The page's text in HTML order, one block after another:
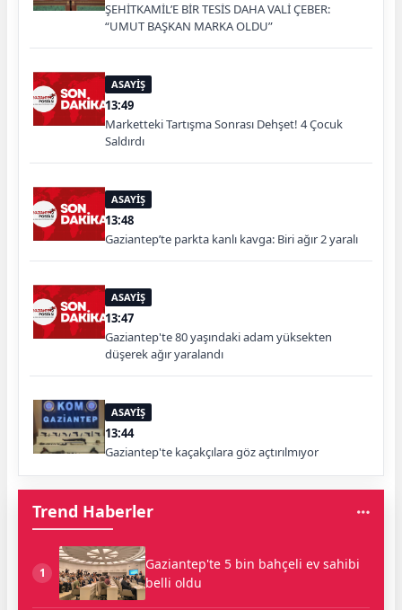
ŞEHİTKAMİL’E BİR TESİS DAHA VALİ ÇEBER:
“UMUT BAŞKAN MARKA OLDU”
ASAYİŞ
13:49
Marketteki Tartışma Sonrası Dehşet! 4 Çocuk
Saldırdı
ASAYİŞ
13:48
Gaziantep’te parkta kanlı kavga: Biri ağır 2 yaralı
ASAYİŞ
13:47
Gaziantep'te 80 yaşındaki adam yüksekten
düşerek ağır yaralandı
ASAYİŞ
13:44
Gaziantep'te kaçakçılara göz açtırılmıyor
Trend Haberler
1
Gaziantep'te 5 bin bahçeli ev sahibi
belli oldu